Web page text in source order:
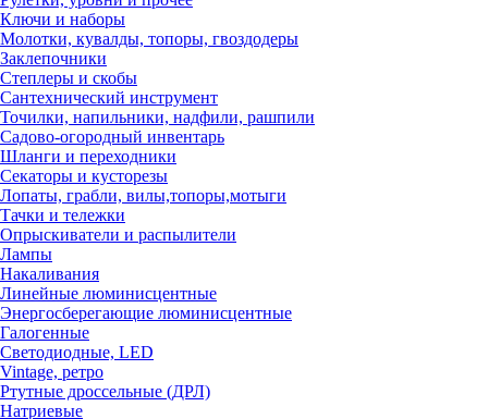
Ключи и наборы
Молотки, кувалды, топоры, гвоздодеры
Заклепочники
Степлеры и скобы
Сантехнический инструмент
Точилки, напильники, надфили, рашпили
Садово-огородный инвентарь
Шланги и переходники
Секаторы и кусторезы
Лопаты, грабли, вилы,топоры,мотыги
Тачки и тележки
Опрыскиватели и распылители
Лампы
Накаливания
Линейные люминисцентные
Энергосберегающие люминисцентные
Галогенные
Светодиодные, LED
Vintage, ретро
Ртутные дроссельные (ДРЛ)
Натриевые